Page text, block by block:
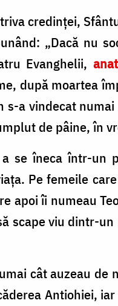
credinței,
„Dacă nu
Evanghelii,
după moartea
a vindecat
de pâine, în
se îneca într-un
Pe femeile
apoi îi numeau
scape viu dintr-
cât auzeau de
Antiohiei,